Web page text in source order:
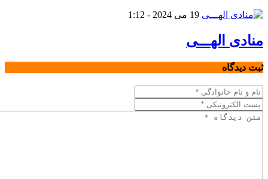
19 می 2024 - 1:12
منادی الهـــی
ثبت دیدگاه